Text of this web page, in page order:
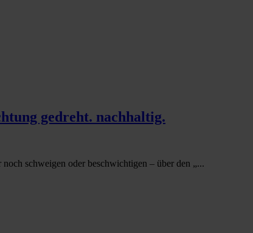
gedreht. nachhaltig.
schweigen oder beschwichtigen – über den „...